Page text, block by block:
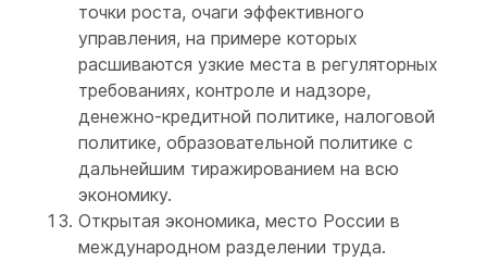
точки роста, очаги эффективного
управления, на примере которых
расшиваются узкие места в регуляторных
требованиях, контроле и надзоре,
денежно-кредитной политике, налоговой
политике, образовательной политике с
дальнейшим тиражированием на всю
экономику.
Открытая экономика, место России в
международном разделении труда.